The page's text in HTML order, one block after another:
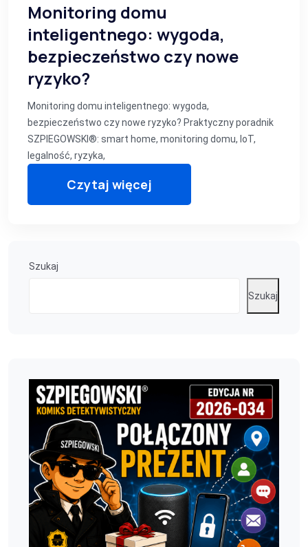
Monitoring domu
inteligentnego: wygoda,
bezpieczeństwo czy nowe
ryzyko?
Monitoring domu inteligentnego: wygoda,
bezpieczeństwo czy nowe ryzyko? Praktyczny poradnik
SZPIEGOWSKI®: smart home, monitoring domu, IoT,
legalność, ryzyka,
Czytaj więcej
Szukaj
Szukaj